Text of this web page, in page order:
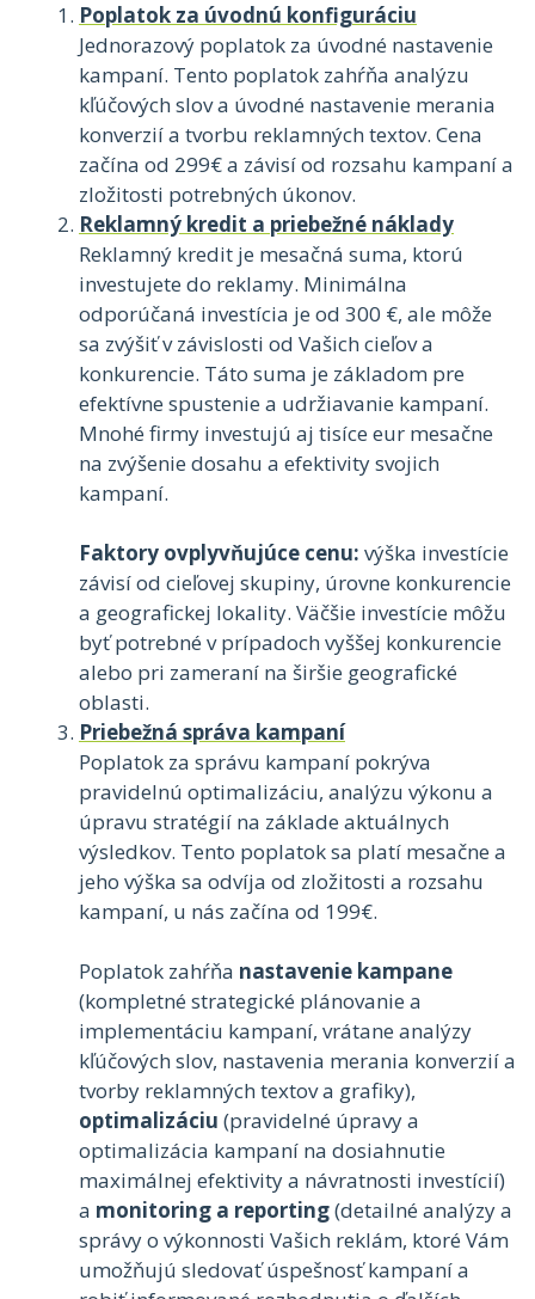
Poplatok za úvodnú konfiguráciu
Jednorazový poplatok za úvodné nastavenie
kampaní. Tento poplatok zahŕňa analýzu
kľúčových slov a úvodné nastavenie merania
konverzií a tvorbu reklamných textov. Cena
začína od 299€ a závisí od rozsahu kampaní a
zložitosti potrebných úkonov.
Reklamný kredit a priebežné náklady
Reklamný kredit je mesačná suma, ktorú
investujete do reklamy. Minimálna
odporúčaná investícia je od 300 €, ale môže
sa zvýšiť v závislosti od Vašich cieľov a
konkurencie. Táto suma je základom pre
efektívne spustenie a udržiavanie kampaní.
Mnohé firmy investujú aj tisíce eur mesačne
na zvýšenie dosahu a efektivity svojich
kampaní.
Faktory ovplyvňujúce cenu: výška investície
závisí od cieľovej skupiny, úrovne konkurencie
a geografickej lokality. Väčšie investície môžu
byť potrebné v prípadoch vyššej konkurencie
alebo pri zameraní na širšie geografické
oblasti.
Priebežná správa kampaní
Poplatok za správu kampaní pokrýva
pravidelnú optimalizáciu, analýzu výkonu a
úpravu stratégií na základe aktuálnych
výsledkov. Tento poplatok sa platí mesačne a
jeho výška sa odvíja od zložitosti a rozsahu
kampaní, u nás začína od 199€.
Poplatok zahŕňa nastavenie kampane
(kompletné strategické plánovanie a
implementáciu kampaní, vrátane analýzy
kľúčových slov, nastavenia merania konverzií a
tvorby reklamných textov a grafiky),
optimalizáciu (pravidelné úpravy a
optimalizácia kampaní na dosiahnutie
maximálnej efektivity a návratnosti investícií)
a monitoring a reporting(detailné analýzy a
správy o výkonnosti Vašich reklám, ktoré Vám
umožňujú sledovať úspešnosť kampaní a